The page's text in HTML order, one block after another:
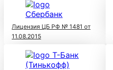
Лицензия ЦБ РФ № 1481 от
11.08.2015